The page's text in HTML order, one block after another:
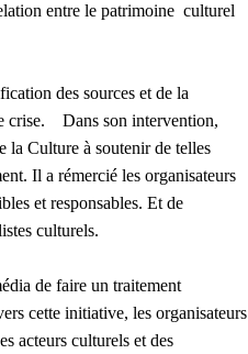
entre le patrimoine culturel
des sources et de la
crise.
Dans son intervention,
la Culture à soutenir de telles
Il a rémercié les organisateurs
et responsables. Et de
culturels.
de faire un traitement
cette initiative, les organisateurs
acteurs culturels et des